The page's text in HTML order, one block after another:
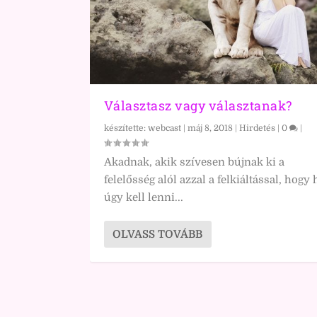
Választasz vagy választanak?
készítette: webcast| máj 8, 2018| Hirdetés| 0 |
Akadnak, akik szívesen bújnak ki a
felelősség alól azzal a felkiáltással, hogy
úgy kell lenni...
OLVASS TOVÁBB